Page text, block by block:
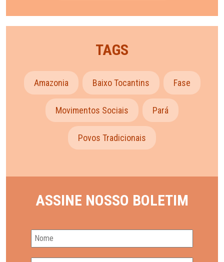
TAGS
Amazonia Baixo Tocantins Fase
Movimentos Sociais Pará
Povos Tradicionais
ASSINE NOSSO BOLETIM